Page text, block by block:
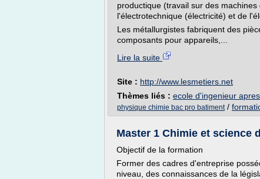
productique (travail sur des
l'électrotechnique (électricité) et de
Les métallurgistes fabriquent des
composants pour appareils,...
Lire la suite
Site : http://www.lesmetiers.net
Thèmes liés : ecole d'ingenieur
physique chimie bac pro batiment/
Master 1 Chimie et science
Objectif de la formation
Former des cadres d'entreprise
niveau, des connaissances de la